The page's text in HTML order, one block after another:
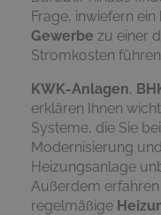
Frage, inwiefern ein
Gewerbe zu einer
Stromkosten
KWK-Anlagen,
erklären Ihnen
Systeme, die Sie
Modernisierung
Heizungsanlage
Außerdem erfahren
regelmäßige